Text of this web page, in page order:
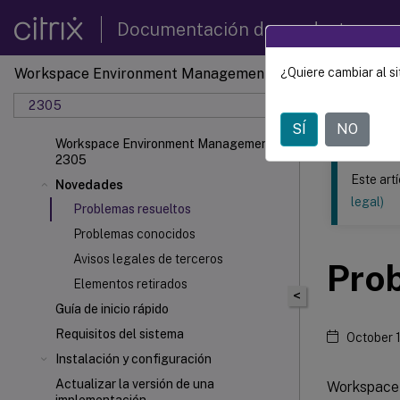
Documentación de productos
Workspace Environment Management
2305
Workspace Environment Management
2305
Novedades
Problemas resueltos
Problemas conocidos
Avisos legales de terceros
Elementos retirados
Guía de inicio rápido
Requisitos del sistema
Instalación y configuración
Actualizar la versión de una
Este
<
Este
legal)
October
¿Quiere cambiar al
SÍ NO